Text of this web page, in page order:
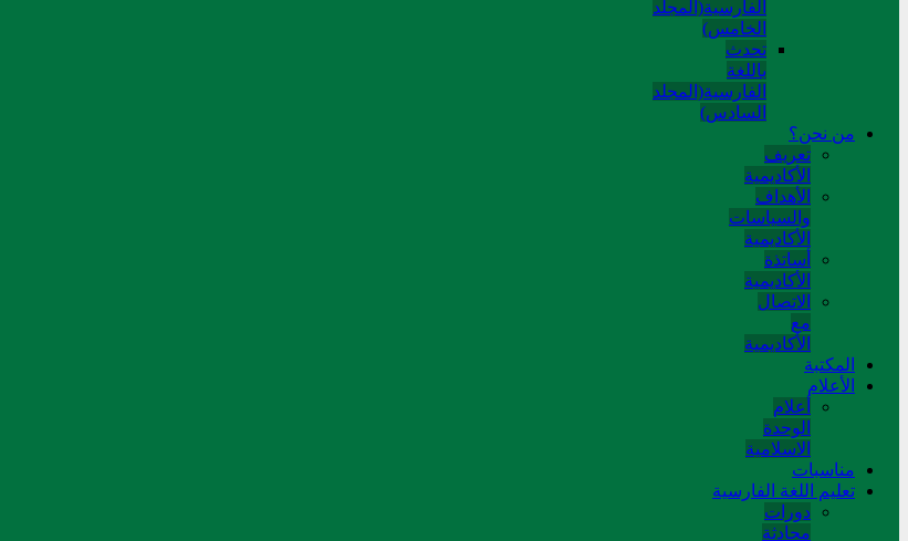
الفارسية(المجلد
الخامس)
تحدث
باللغة
الفارسية(المجلد
السادس)
من نحن؟
تعريف
الأكاديمية
الأهداف
والسياسات
الأكاديمية
أساتذة
الأكاديمية
الاتصال
مع
الأكاديمية
المکتبة
الأعلام
أعلام
الوحدة
الاسلامية
مناسبات
تعلیم اللغة الفارسیة
دورات
محادثة